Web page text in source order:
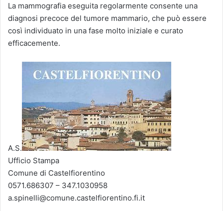
La mammografia eseguita regolarmente consente una
diagnosi precoce del tumore mammario, che può essere
così individuato in una fase molto iniziale e curato
efficacemente.
A.S.
Ufficio Stampa
Comune di Castelfiorentino
0571.686307 – 347.1030958
a.spinelli@comune.castelfiorentino.fi.it